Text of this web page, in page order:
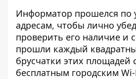
Информатор прошелся по
адресам, чтобы лично
проверить его наличие и
прошли каждый
брусчатки этих площадей
бесплатным городским Wi-